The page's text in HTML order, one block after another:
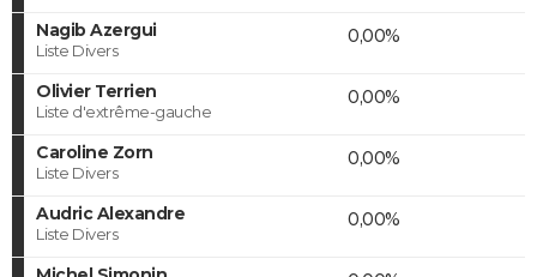
Nagib Azergui
Liste Divers
0,00%
Olivier Terrien
Liste d'extrême-gauche
0,00%
Caroline Zorn
Liste Divers
0,00%
Audric Alexandre
Liste Divers
0,00%